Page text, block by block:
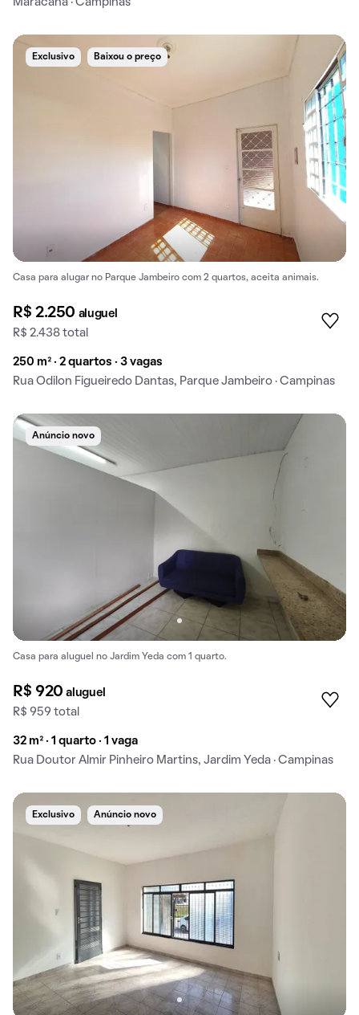
Maracana · Campinas
Exclusivo Baixou o preço
Casa para alugar no Parque Jambeiro com 2 quartos, aceita animais.
R$ 2.250 aluguel
R$ 2.438 total
250 m² · 2 quartos · 3 vagas
Rua Odilon Figueiredo Dantas, Parque Jambeiro · Campinas
Anúncio novo
Casa para aluguel no Jardim Yeda com 1 quarto.
R$ 920aluguel
R$ 959 total
32 m² · 1 quarto · 1 vaga
Rua Doutor Almir Pinheiro Martins, Jardim Yeda · Campinas
Exclusivo Anúncio novo